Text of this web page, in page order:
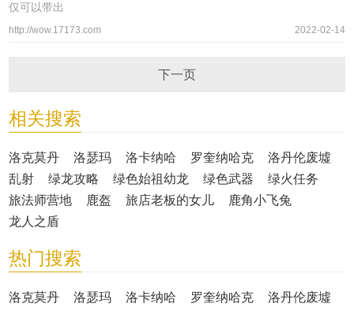
仅可以带出
http://wow.17173.com 2022-02-14
下一页
相关搜索
洛克莫丹 洛瑟玛 洛卡纳哈 罗奎纳哈克
洛丹伦废墟
乱射
绿龙攻略 绿色始祖幼龙 绿色武器
绿火任务
旅法师营地
鹿盔 旅店老板的女儿
鹿角小飞兔
龙人之盾
热门搜索
洛克莫丹 洛瑟玛 洛卡纳哈 罗奎纳哈克 洛丹伦废墟